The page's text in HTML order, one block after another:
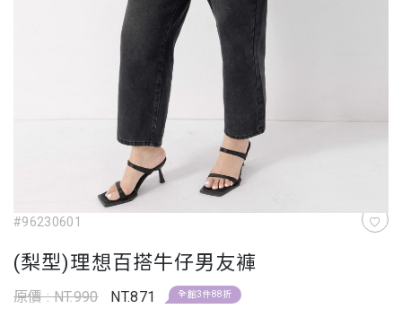
#96230601
(梨型)理想百搭牛仔男友褲
原價 : NT.990 NT.871 全館3件88折